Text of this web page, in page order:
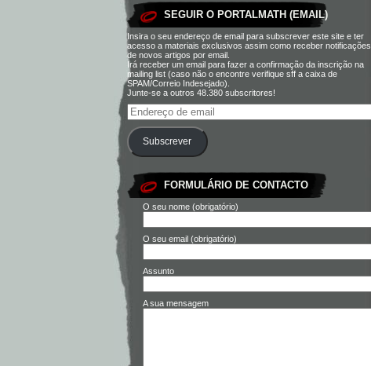
SEGUIR O PORTALMATH (EMAIL)
Insira o seu endereço de email para subscrever este site e ter
acesso a materiais exclusivos assim como receber notificações
de novos artigos por email.
Irá receber um email para fazer a confirmação da inscrição na
mailing list (caso não o encontre verifique sff a caixa de
SPAM/Correio Indesejado).
Junte-se a outros 48.380 subscritores!
Subscrever
FORMULÁRIO DE CONTACTO
O seu nome (obrigatório)
O seu email (obrigatório)
Assunto
A sua mensagem